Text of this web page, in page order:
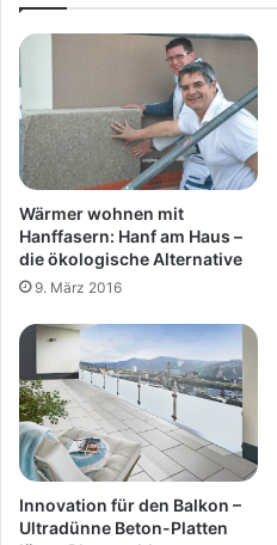
Wärmer wohnen mit
Hanffasern: Hanf am Haus –
die ökologische Alternative
9. März 2016
Innovation für den Balkon –
Ultradünne Beton-Platten